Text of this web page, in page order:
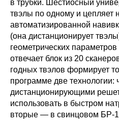
в трубки. Шестиосный
твэлы по одному и цепляет
автоматизированной
(она дистанционирует
геометрических
отвечает блок из 20
годных твэлов формирует
программе две
дистанционирующими
использовать в быстром
вторые — ​в свинцовом